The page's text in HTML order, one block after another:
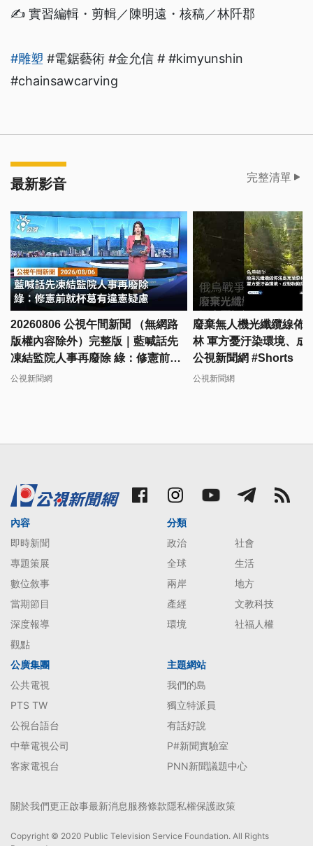
✍️ 實習編輯・剪輯／陳明遠・核稿／林阡郡
#雕塑 #電鋸藝術 #金允信 # #kimyunshin
#chainsawcarving
最新影音 完整清單
20260806 公視午間新聞 （無網路
版權內容除外）完整版｜藍喊話先
凍結監院人事再廢除 綠：修憲前就
杯葛有違憲疑慮
公視新聞網
廢棄無人機光纖纜線佈
林 軍方憂汙染環境、成
公視新聞網 #Shorts
公視新聞網
內容
即時新聞
專題策展
數位敘事
當期節目
深度報導
觀點
分類
政治
社會
全球
生活
兩岸
地方
產經
文教科技
環境
社福人權
公廣集團
公共電視
PTS TW
公視台語台
中華電視公司
客家電視台
主題網站
我們的島
獨立特派員
有話好說
P#新聞實驗室
PNN新聞議題中心
關於我們更正啟事最新消息服務條款隱私權保護政策
Copyright © 2020 Public Television Service Foundation. All Rights